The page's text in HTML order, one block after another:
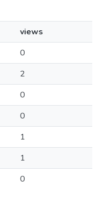
views
0
2
0
0
1
1
0